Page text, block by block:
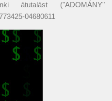
átutalást ("ADOMÁNY"
04680611